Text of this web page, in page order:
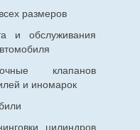
размеров
и обслуживания
клапанов
и иномарок
цилиндров